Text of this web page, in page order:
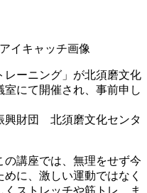
レーニング」が北須磨文化
にて開催され、事前申し
興財団 北須磨文化センタ
講座では、無理をせず今
に、激しい運動ではなく
ストレッチや筋トレ、ま